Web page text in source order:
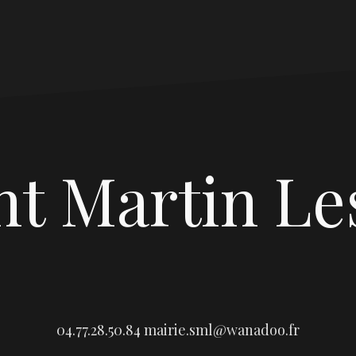
Martin
04.77.28.50.84 mairie.sml@wanadoo.fr